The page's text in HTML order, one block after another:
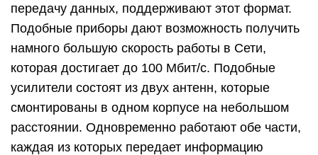
передачу данных, поддерживают этот формат.
Подобные приборы дают возможность получить
намного большую скорость работы в Сети,
которая достигает до 100 Мбит/с. Подобные
усилители состоят из двух антенн, которые
смонтированы в одном корпусе на небольшом
расстоянии. Одновременно работают обе части,
каждая из которых передает информацию